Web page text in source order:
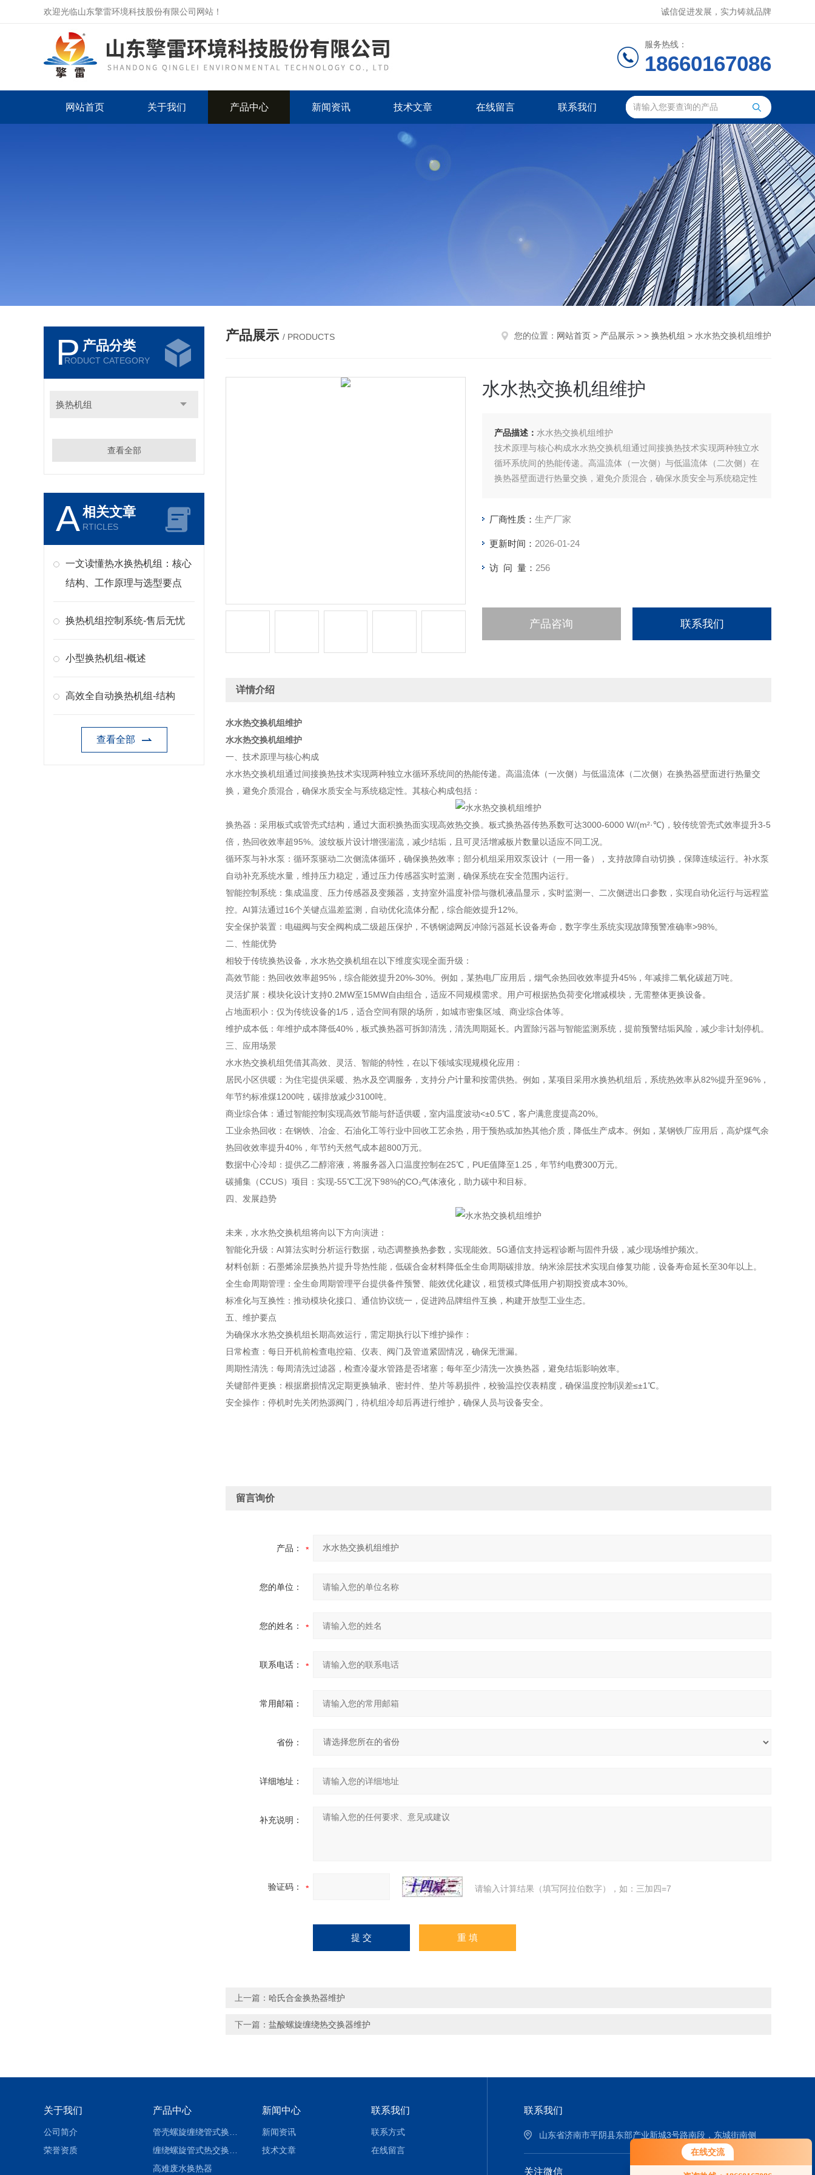
在线交流
欢迎光临山东擎雷环境科技股份有限公司网站！ 诚信促进发展，实力铸就品牌
服务热线：
18660167086
网站首页 关于我们 产品中心 新闻资讯 技术文章 在线留言 联系我们
P 产品分类
RODUCT CATEGORY
换热机组
查看全部
A相关文章
RTICLES
一文读懂热水换热机组：核心
结构、工作原理与选型要点
换热机组控制系统-售后无忧
小型换热机组-概述
高效全自动换热机组-结构
查看全部
产品展示 / PRODUCTS 您的位置： 网站首页 > 产品展示 > > 换热机组 > 水水热交换机组维护
水水热交换机组维护
产品描述： 水水热交换机组维护
技术原理与核心构成水水热交换机组通过间接换热技术实现两种独立水
循环系统间的热能传递。高温流体（一次侧）与低温流体（二次侧）在
换热器壁面进行热量交换，避免介质混合，确保水质安全与系统稳定性
厂商性质： 生产厂家
更新时间： 2026-01-24
访 问 量： 256
产品咨询 联系我们
详情介绍
水水热交换机组维护
水水热交换机组维护
一、技术原理与核心构成
水水热交换机组通过间接换热技术实现两种独立水循环系统间的热能传递。高温流体（一次侧）与低温流体（二次侧）在换热器壁面进行热量交
换，避免介质混合，确保水质安全与系统稳定性。其核心构成包括：
换热器：采用板式或管壳式结构，通过大面积换热面实现高效热交换。板式换热器传热系数可达3000-6000 W/(m²·℃)，较传统管壳式效率提升3-5
倍，热回收效率超95%。波纹板片设计增强湍流，减少结垢，且可灵活增减板片数量以适应不同工况。
循环泵与补水泵：循环泵驱动二次侧流体循环，确保换热效率；部分机组采用双泵设计（一用一备），支持故障自动切换，保障连续运行。补水泵
自动补充系统水量，维持压力稳定，通过压力传感器实时监测，确保系统在安全范围内运行。
智能控制系统：集成温度、压力传感器及变频器，支持室外温度补偿与微机液晶显示，实时监测一、二次侧进出口参数，实现自动化运行与远程监
控。AI算法通过16个关键点温差监测，自动优化流体分配，综合能效提升12%。
安全保护装置：电磁阀与安全阀构成二级超压保护，不锈钢滤网反冲除污器延长设备寿命，数字孪生系统实现故障预警准确率>98%。
二、性能优势
相较于传统换热设备，水水热交换机组在以下维度实现全面升级：
高效节能：热回收效率超95%，综合能效提升20%-30%。例如，某热电厂应用后，烟气余热回收效率提升45%，年减排二氧化碳超万吨。
灵活扩展：模块化设计支持0.2MW至15MW自由组合，适应不同规模需求。用户可根据热负荷变化增减模块，无需整体更换设备。
占地面积小：仅为传统设备的1/5，适合空间有限的场所，如城市密集区域、商业综合体等。
维护成本低：年维护成本降低40%，板式换热器可拆卸清洗，清洗周期延长。内置除污器与智能监测系统，提前预警结垢风险，减少非计划停机。
三、应用场景
水水热交换机组凭借其高效、灵活、智能的特性，在以下领域实现规模化应用：
居民小区供暖：为住宅提供采暖、热水及空调服务，支持分户计量和按需供热。例如，某项目采用水换热机组后，系统热效率从82%提升至96%，
年节约标准煤1200吨，碳排放减少3100吨。
商业综合体：通过智能控制实现高效节能与舒适供暖，室内温度波动<±0.5℃，客户满意度提高20%。
工业余热回收：在钢铁、冶金、石油化工等行业中回收工艺余热，用于预热或加热其他介质，降低生产成本。例如，某钢铁厂应用后，高炉煤气余
热回收效率提升40%，年节约天然气成本超800万元。
数据中心冷却：提供乙二醇溶液，将服务器入口温度控制在25℃，PUE值降至1.25，年节约电费300万元。
碳捕集（CCUS）项目：实现-55℃工况下98%的CO₂气体液化，助力碳中和目标。
四、发展趋势
未来，水水热交换机组将向以下方向演进：
智能化升级：AI算法实时分析运行数据，动态调整换热参数，实现能效。5G通信支持远程诊断与固件升级，减少现场维护频次。
材料创新：石墨烯涂层换热片提升导热性能，低碳合金材料降低全生命周期碳排放。纳米涂层技术实现自修复功能，设备寿命延长至30年以上。
全生命周期管理：全生命周期管理平台提供备件预警、能效优化建议，租赁模式降低用户初期投资成本30%。
标准化与互换性：推动模块化接口、通信协议统一，促进跨品牌组件互换，构建开放型工业生态。
五、维护要点
为确保水水热交换机组长期高效运行，需定期执行以下维护操作：
日常检查：每日开机前检查电控箱、仪表、阀门及管道紧固情况，确保无泄漏。
周期性清洗：每周清洗过滤器，检查冷凝水管路是否堵塞；每年至少清洗一次换热器，避免结垢影响效率。
关键部件更换：根据磨损情况定期更换轴承、密封件、垫片等易损件，校验温控仪表精度，确保温度控制误差≤±1℃。
安全操作：停机时先关闭热源阀门，待机组冷却后再进行维护，确保人员与设备安全。
留言询价
产品：
您的单位：
您的姓名：
联系电话：
常用邮箱：
省份：
详细地址：
补充说明：
验证码： 请输入计算结果（填写阿拉伯数字），如：三加四=7
上一篇： 哈氏合金换热器维护
下一篇： 盐酸螺旋缠绕热交换器维护
关于我们
公司简介
荣誉资质
产品中心
高难废水换热器
新闻中心
新闻资讯
技术文章
联系我们
联系方式
在线留言
联系我们
山东省济南市平阴县东部产业新城3号路南段，东城街南侧
关注微信